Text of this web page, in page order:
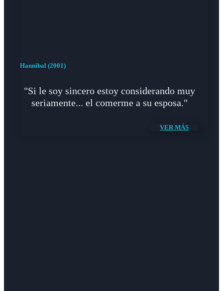
Hannibal (2001)
"Si le soy sincero estoy considerando muy
seriamente... el comerme a su esposa."
VER MÁS